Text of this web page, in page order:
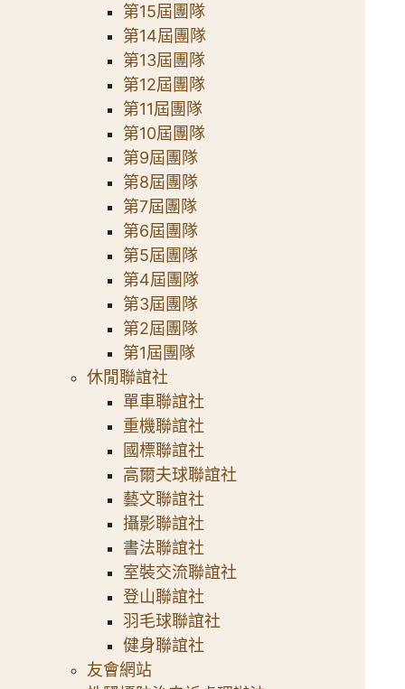
第15屆團隊
第14屆團隊
第13屆團隊
第12屆團隊
第11屆團隊
第10屆團隊
第9屆團隊
第8屆團隊
第7屆團隊
第6屆團隊
第5屆團隊
第4屆團隊
第3屆團隊
第2屆團隊
第1屆團隊
休閒聯誼社
單車聯誼社
重機聯誼社
國標聯誼社
高爾夫球聯誼社
藝文聯誼社
攝影聯誼社
書法聯誼社
室裝交流聯誼社
登山聯誼社
羽毛球聯誼社
健身聯誼社
友會網站